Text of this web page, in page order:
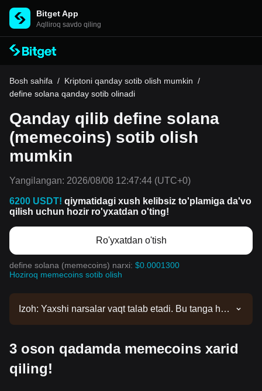
Bitget App
Aqlliroq savdo qiling
Bosh sahifa / Kriptoni qanday sotib olish mumkin /
define solana qanday sotib olinadi
Qanday qilib define solana
(memecoins) sotib olish
mumkin
Yangilangan: 2026/08/08 12:47:44 (UTC+0)
6200 USDT! qiymatidagi xush kelibsiz to'plamiga da'vo
qilish uchun hozir ro'yxatdan o'ting!
Ro'yxatdan o'tish
define solana (memecoins) narxi: $0.0001300
Hoziroq memecoins sotib olish
Izoh: Yaxshi narsalar vaqt talab etadi. Bu tanga hali
bo'lgach, uni sotib olish uchun bizning
o'quv qo'llanma Bitgetdagi barcha ro'yxatga olingan
3 oson qadamda memecoins xarid
qiling!